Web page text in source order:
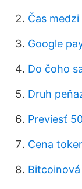
Čas
Google
Do čoho
Druh
Previesť
Cena